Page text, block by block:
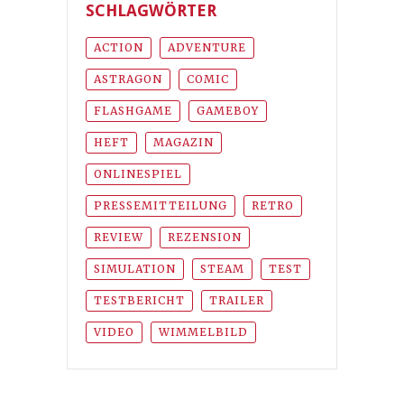
SCHLAGWÖRTER
ACTION ADVENTURE
ASTRAGON COMIC
FLASHGAME GAMEBOY
HEFT MAGAZIN
ONLINESPIEL
PRESSEMITTEILUNG RETRO
REVIEW REZENSION
SIMULATION STEAM TEST
TESTBERICHT TRAILER
VIDEO WIMMELBILD